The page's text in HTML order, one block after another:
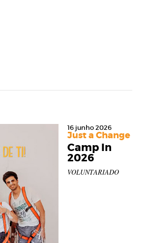
16 junho 2026
Just a Change
Camp In
2026
VOLUNTARIADO